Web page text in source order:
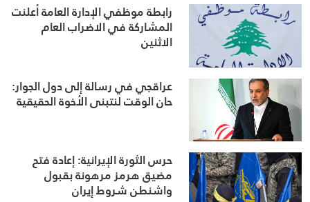
رابطة موظفي الإدارة العامة أعلنت
المشاركة في الاضراب العام
الاثنين
عراقجي في رسالة إلى دول الجوار:
حان الوقت لنتبنى الأخوة الحقيقية
حرس الثورة الإيرانية: إعادة فتح
مضيق هرمز مرهونة بقبول
واشنطن شروط إيران